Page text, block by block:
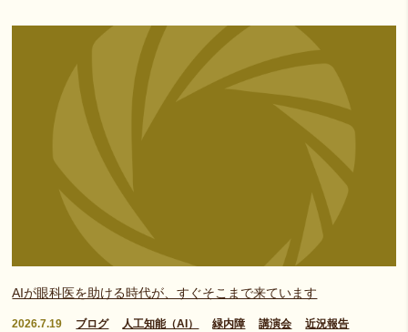
AIが眼科医を助ける時代が、すぐそこまで来ています
2026.7.19 ブログ 人工知能（AI） 緑内障 講演会 近況報告